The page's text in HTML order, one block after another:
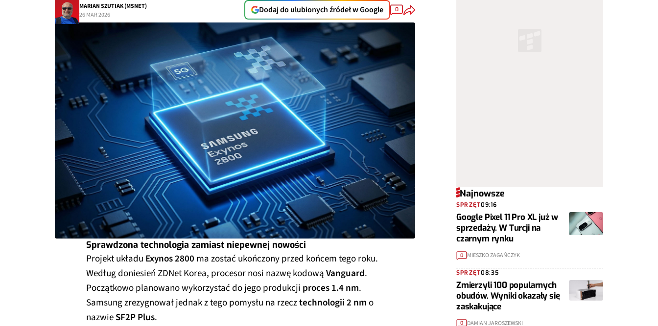
MARIAN SZUTIAK (MSNET)
26 MAR 2026
Dodaj do ulubionych źródeł w Google 0
Sprawdzona technologia zamiast niepewnej nowości
Projekt układu Exynos 2800 ma zostać ukończony przed końcem tego roku.
Według doniesień ZDNet Korea, procesor nosi nazwę kodowąVanguard.
Początkowo planowano wykorzystać do jego produkcji proces 1.4 nm.
Samsung zrezygnował jednak z tego pomysłu na rzecztechnologii 2 nmo
nazwieSF2P Plus.
Najnowsze
SPRZĘT09:16
Google Pixel 11 Pro XL już w
sprzedaży. W Turcji na
czarnym rynku
0 MIESZKO ZAGAŃCZYK
SPRZĘT08:35
Zmierzyli 100 popularnych
obudów. Wyniki okazały się
zaskakujące
0 DAMIAN JAROSZEWSKI